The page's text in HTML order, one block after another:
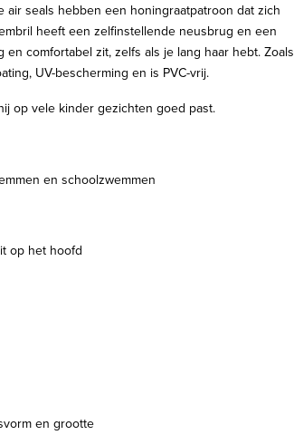
seals hebben een honingraatpatroon dat zich
heeft een zelfinstellende neusbrug en een
comfortabel zit, zelfs als je lang haar hebt. Zoals
UV-bescherming en is PVC-vrij.
op vele kinder gezichten goed past.
en schoolzwemmen
op het hoofd
en grootte